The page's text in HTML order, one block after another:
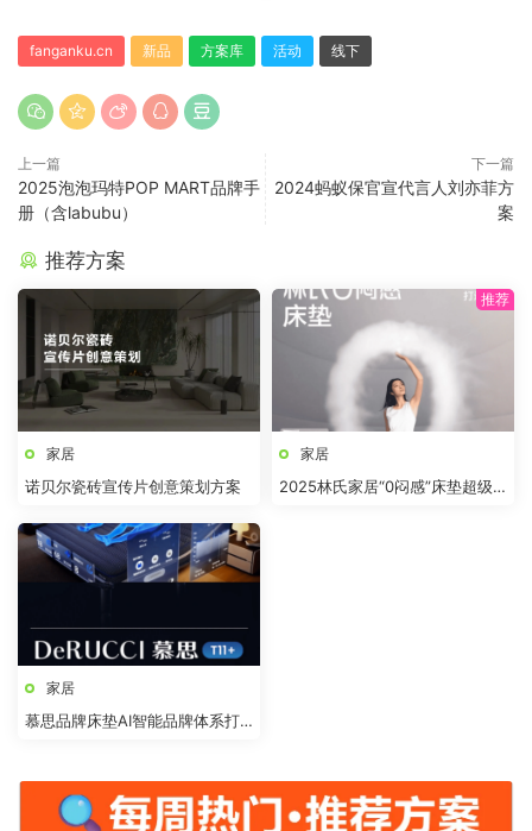
fanganku.cn 新品 方案库 活动 线下
上一篇
2025泡泡玛特POP MART品牌手
册（含labubu）
下一篇
2024蚂蚁保官宣代言人刘亦菲方
案
推荐方案
家居
诺贝尔瓷砖宣传片创意策划方案
家居
2025林氏家居“0闷感”床垫超级
家居
慕思品牌床垫AI智能品牌体系打